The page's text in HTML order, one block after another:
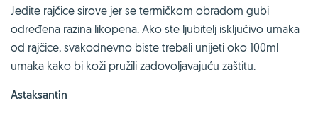
Jedite rajčice sirove jer se termičkom obradom gubi
određena razina likopena. Ako ste ljubitelj isključivo umaka
od rajčice, svakodnevno biste trebali unijeti oko 100ml
umaka kako bi koži pružili zadovoljavajuću zaštitu.
Astaksantin